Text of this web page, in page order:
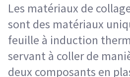
Les matériaux de
sont des matériaux
feuille à induction
servant à coller de
deux composants en